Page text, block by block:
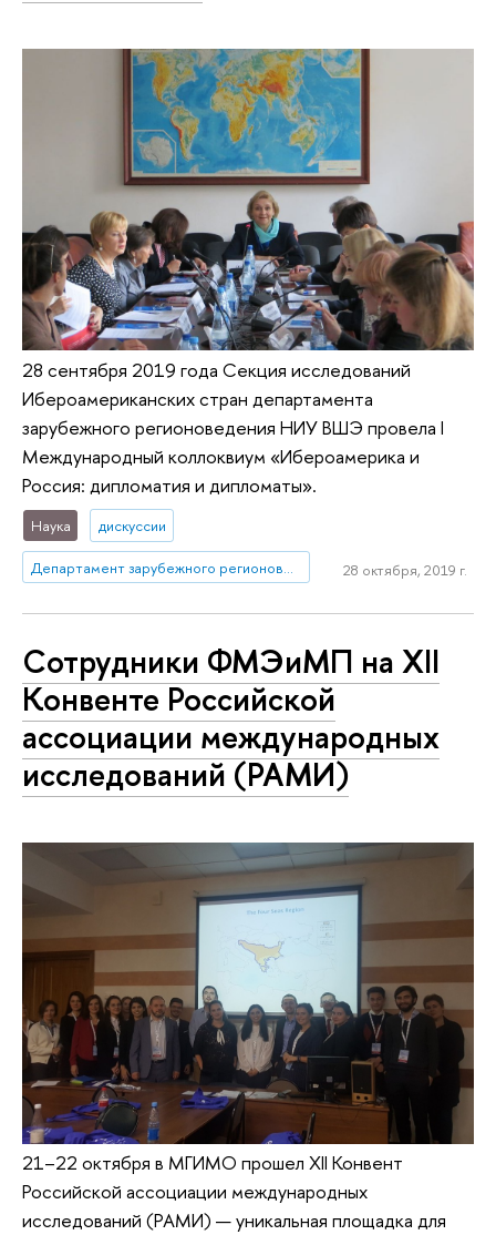
28 сентября 2019 года Секция исследований
Ибероамериканских стран департамента
зарубежного регионоведения НИУ ВШЭ провела I
Международный коллоквиум «Ибероамерика и
Россия: дипломатия и дипломаты».
Наука дискуссии
28 октября, 2019 г.
Сотрудники ФМЭиМП на XII
Конвенте Российской
ассоциации международных
исследований (РАМИ)
21–22 октября в МГИМО прошел XII Конвент
Российской ассоциации международных
исследований (РАМИ) — уникальная площадка для